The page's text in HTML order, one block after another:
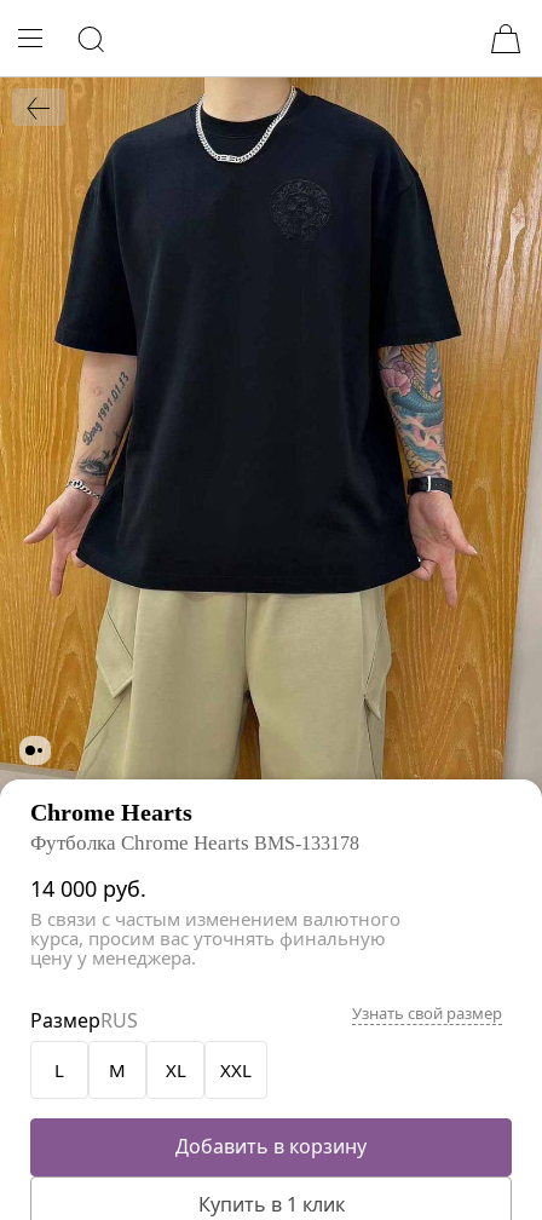
Chrome Hearts
Футболка Chrome Hearts BMS-133178
14 000 руб.
В связи с частым изменением валютного
курса, просим вас уточнять финальную
цену у менеджера.
L M XL XXL
РазмерRUS Узнать свой размер
Добавить в корзину
Купить в 1 клик